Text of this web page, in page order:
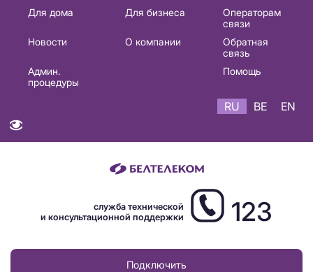
Основная
навигация
Для дома Для бизнеса
Операторам
связи
Новости
О компании
Обратная
связь
Админ.
процедуры
Помощь
RU BE EN
служба технической
и консультационной поддержки
123
Подключить